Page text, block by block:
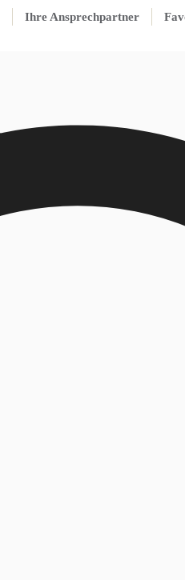
Ihre Ansprechpartner